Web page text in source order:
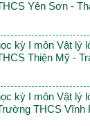
Yên Sơn -
kỳ I môn Vật lý
Thiện Mỹ -
kỳ I môn Vật lý
THCS Vĩnh